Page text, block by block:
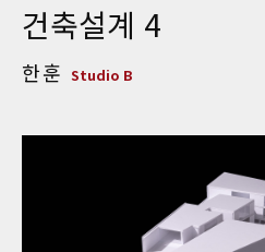
건축설계 4
한훈 Studio B